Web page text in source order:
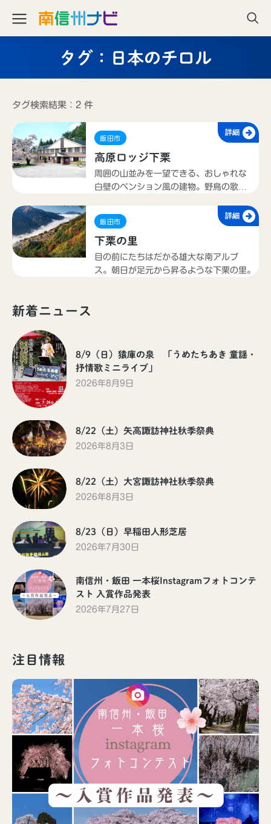
タグ：日本のチロル
タグ検索結果：2 件
詳細
飯田市
高原ロッジ下栗
周囲の山並みを一望できる、おしゃれな
白壁のペンション風の建物。野鳥の歌声
わえます。地元食材を使った四季折々の
料理をお出しいたします。
詳細
飯田市
下栗の里
目の前にたちはだかる雄大な南アルプ
ス。朝日が足元から昇るような下栗の里｡
だけかもしれません｡
にほんの里百選：
南アルプスを望む長野県飯田市上村・下
在しています。里から眺める南アルプス
の蕎麦の花畑、秋の紅葉と、四季折々の
信州のサンセットポイント百選：
信州のサンセットポイント100選のひと
陽に染まります。
新着ニュース
8/9（日）猿庫の泉 「うめたちあき 童謡・
抒情歌ミニライブ」
2026年8月9日
8/22（土）矢高諏訪神社秋季祭典
2026年8月3日
8/22（土）大宮諏訪神社秋季祭典
2026年8月3日
8/23（日）早稲田人形芝居
2026年7月30日
南信州・飯田 一本桜Instagramフォトコンテ
スト 入賞作品発表
2026年7月27日
注目情報